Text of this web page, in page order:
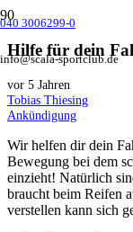
040 3006299-0
info@scala-sportclub.de
Hilfe für dein
vor 5 Jahren
Tobias Thiesing
Ankündigung
Wir helfen dir dein
Bewegung bei dem
einzieht! Natürlich
braucht beim Reifen
verstellen kann sich